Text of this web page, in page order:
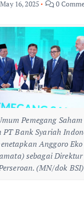
May 16, 2025 0
Pemegang Saham
PT Bank Syariah
Anggoro
sebagai
(MN/dok BSI)